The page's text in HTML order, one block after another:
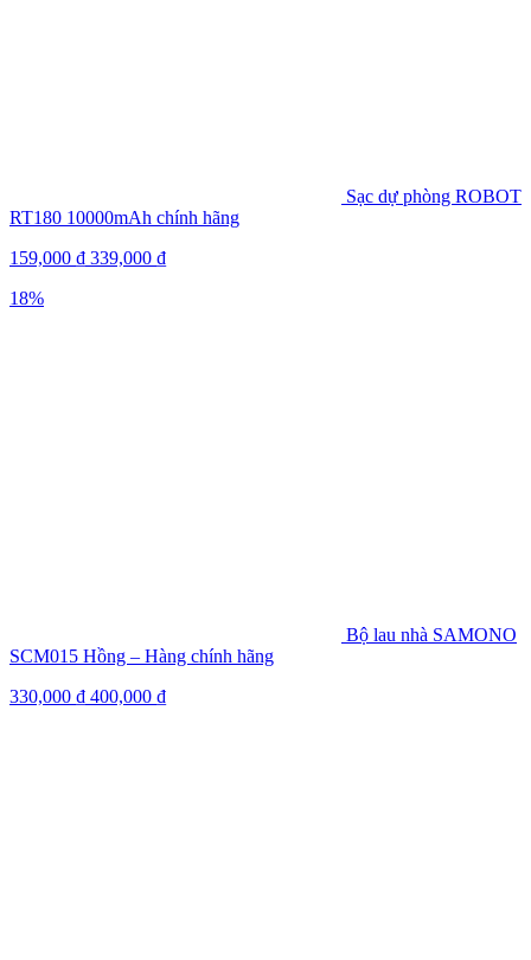
Sạc dự phòng ROBOT
RT180 10000mAh chính hãng
159,000 ₫ 339,000 ₫
18%
Bộ lau nhà SAMONO
SCM015 Hồng – Hàng chính hãng
330,000 ₫ 400,000 ₫